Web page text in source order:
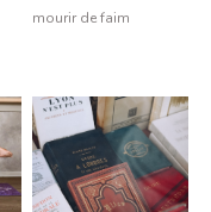
mourir de faim